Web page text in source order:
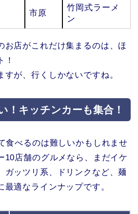
市原
竹岡式ラーメ
ン
お店がこれだけ集まるのは、ほ
！
が、行くしかないですね。
！キッチンカーも集合！
食べるのは難しいかもしれませ
10店舗のグルメなら、まだイケ
ガッツリ系、ドリンクなど、麺
適なラインナップです。